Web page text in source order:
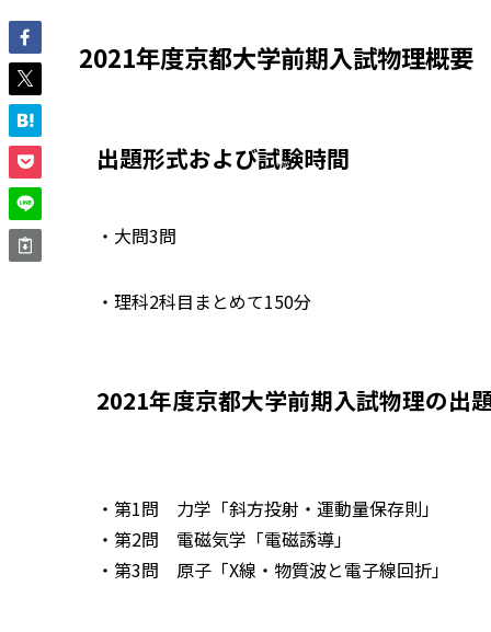
2021年度京都大学前期入試物理概要
出題形式および試験時間
・大問3問
・理科2科目まとめて150分
2021年度京都大学前期入試物理の出
・第1問 力学「斜方投射・運動量保存則」
・第2問 電磁気学「電磁誘導」
・第3問 原子「X線・物質波と電子線回折」